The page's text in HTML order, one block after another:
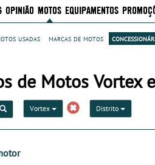
OPINIÃO MOTOS EQUIPAMENTOS
usadas marcas de motos
de Motos Vortex
Vortex Distrito